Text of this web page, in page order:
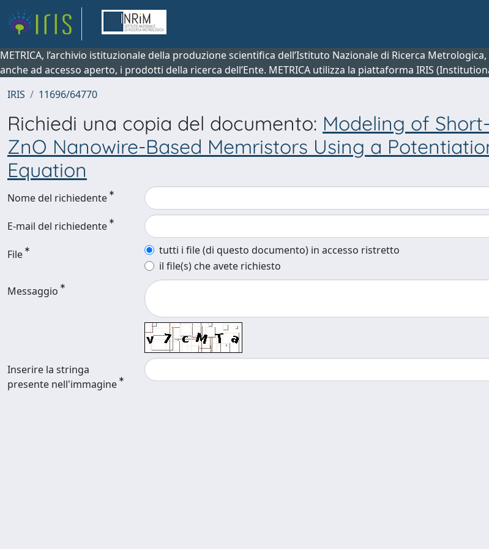
METRICA, l’archivio istituzionale della produzione scientifica dell’Istituto Nazionale di Ricerca
anche ad accesso aperto, i prodotti della ricerca dell’Ente. METRICA utilizza la piattaforma IRIS
IRIS
11696/64770
Richiedi una copia del documento: Modeling of
ZnO Nanowire-Based Memristors Using a
Equation
Nome del richiedente
E-mail del richiedente
File
tutti i file (di questo documento) in accesso ristretto
il file(s) che avete richiesto
Messaggio
Inserire la stringa
presente nell'immagine